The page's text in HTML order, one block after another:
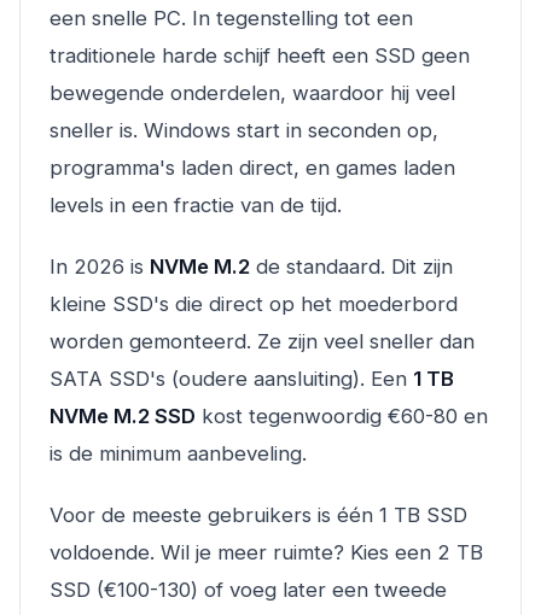
een snelle PC. In tegenstelling tot een
traditionele harde schijf heeft een SSD geen
bewegende onderdelen, waardoor hij veel
sneller is. Windows start in seconden op,
programma's laden direct, en games laden
levels in een fractie van de tijd.
In 2026 is NVMe M.2 de standaard. Dit zijn
kleine SSD's die direct op het moederbord
worden gemonteerd. Ze zijn veel sneller dan
SATA SSD's (oudere aansluiting). Een 1 TB
NVMe M.2 SSD kost tegenwoordig €60-80 en
is de minimum aanbeveling.
Voor de meeste gebruikers is één 1 TB SSD
voldoende. Wil je meer ruimte? Kies een 2 TB
SSD (€100-130) of voeg later een tweede